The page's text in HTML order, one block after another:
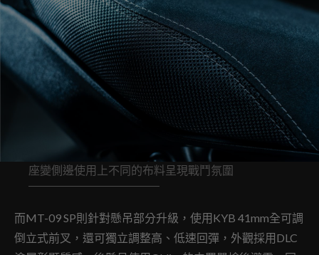
座變側邊使用上不同的布料呈現戰鬥氛圍
而MT-09 SP則針對懸吊部分升級，使用KYB 41mm全可調
倒立式前叉，還可獨立調整高、低速回彈，外觀採用DLC